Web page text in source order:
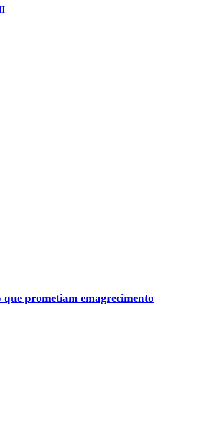
prometiam emagrecimento